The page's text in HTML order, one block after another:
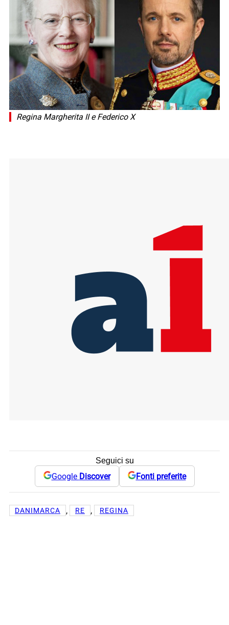
Regina Margherita II e Federico X
Seguici su
Google Discover Fonti preferite
DANIMARCA , RE , REGINA